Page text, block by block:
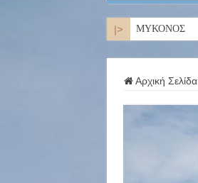
|> ΜΥΚΟΝΟΣ
Αρχική Σελίδα